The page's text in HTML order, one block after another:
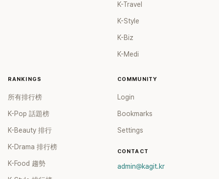
K-Travel
K-Style
K-Biz
K-Medi
RANKINGS
所有排行榜
K-Pop 話題榜
K-Beauty 排行
K-Drama 排行榜
K-Food 趨勢
COMMUNITY
Login
Bookmarks
Settings
CONTACT
admin@kagit.kr